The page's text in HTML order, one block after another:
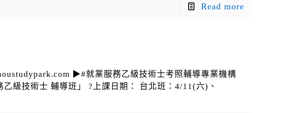
Read more
▶#就業服務乙級技術士考照輔導專業機構
級技術士 輔導班」 ?上課日期： 台北班：4/11(六)、